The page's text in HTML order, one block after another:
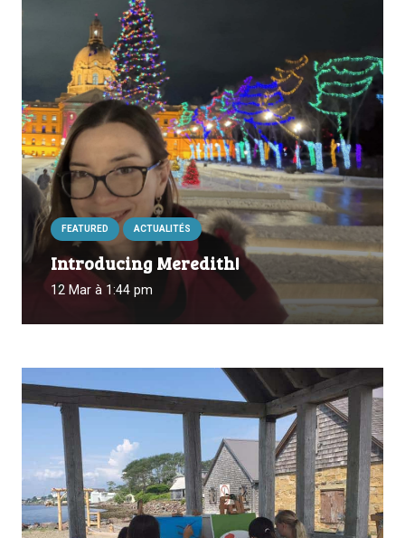
FEATURED ACTUALITÉS
Introducing Meredith!
12 Mar à 1:44 pm